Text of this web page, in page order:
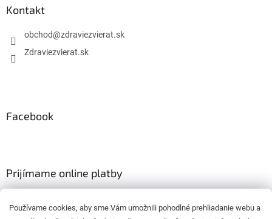
Používame cookies, aby sme Vám umožnili pohodlné prehliadanie webu a
Kontakt
obchod@zdraviezvierat.sk
Zdraviezvierat.sk
Facebook
Prijímame online platby